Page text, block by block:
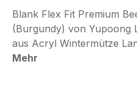
Blank Flex Fit Premium
(Burgundy) von Yupoong
aus Acryl Wintermütze
Mehr